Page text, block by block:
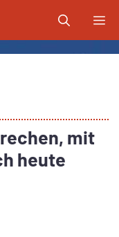
mit
heute